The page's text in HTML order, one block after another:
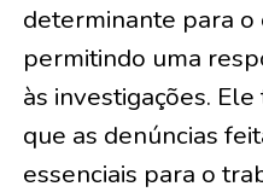
determinante para o
permitindo uma
às investigações.
que as denúncias
essenciais para o